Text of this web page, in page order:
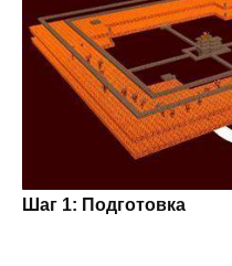
Шаг 1: Подготовка